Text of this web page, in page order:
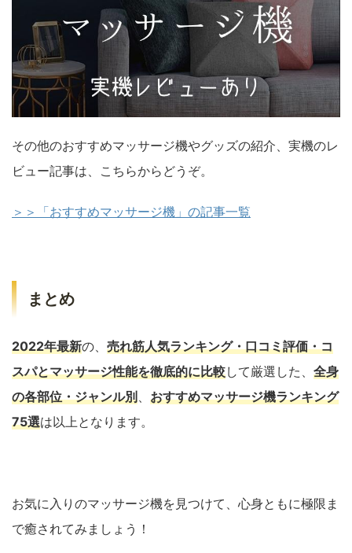
その他のおすすめマッサージ機やグッズの紹介、実機のレ
ビュー記事は、こちらからどうぞ。
＞＞「おすすめマッサージ機」の記事一覧
まとめ
2022年最新の、 売れ筋人気ランキング・口コミ評価・コ
スパとマッサージ性能を徹底的に比較して厳選した、 全身
の各部位・ジャンル別、 おすすめマッサージ機ランキング
75選は以上となります。
お気に入りのマッサージ機を見つけて、心身ともに極限ま
で癒されてみましょう！